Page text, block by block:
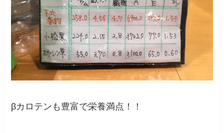
βカロテンも豊富で栄養満点！！